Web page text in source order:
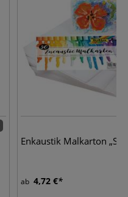
Enkaustik Malkarton
ab 4,72 €